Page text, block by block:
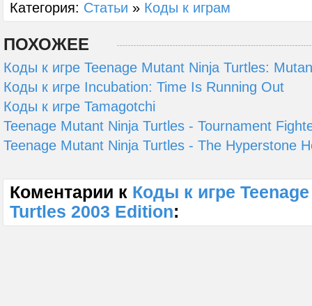
Категория: Статьи » Коды к играм
ПОХОЖЕЕ
Коды к игре Teenage Mutant Ninja Turtles:
Коды к игре Incubation: Time Is Running Out
Коды к игре Tamagotchi
Teenage Mutant Ninja Turtles - Tournament
Teenage Mutant Ninja Turtles - The Hyperstone
Коментарии к Коды к игре
Turtles 2003 Edition: